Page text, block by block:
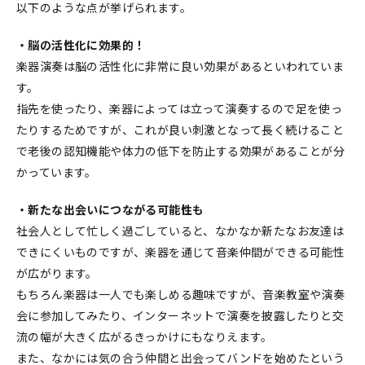
以下のような点が挙げられます。
・脳の活性化に効果的！
楽器演奏は脳の活性化に非常に良い効果があるといわれていま
す。
指先を使ったり、楽器によっては立って演奏するので足を使っ
たりするためですが、これが良い刺激となって長く続けること
で老後の認知機能や体力の低下を防止する効果があることが分
かっています。
・新たな出会いにつながる可能性も
社会人として忙しく過ごしていると、なかなか新たなお友達は
できにくいものですが、楽器を通じて音楽仲間ができる可能性
が広がります。
もちろん楽器は一人でも楽しめる趣味ですが、音楽教室や演奏
会に参加してみたり、インターネットで演奏を披露したりと交
流の幅が大きく広がるきっかけにもなりえます。
また、なかには気の合う仲間と出会ってバンドを始めたという